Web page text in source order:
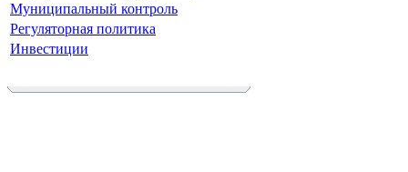
Муниципальный контроль
Регуляторная политика
Инвестиции